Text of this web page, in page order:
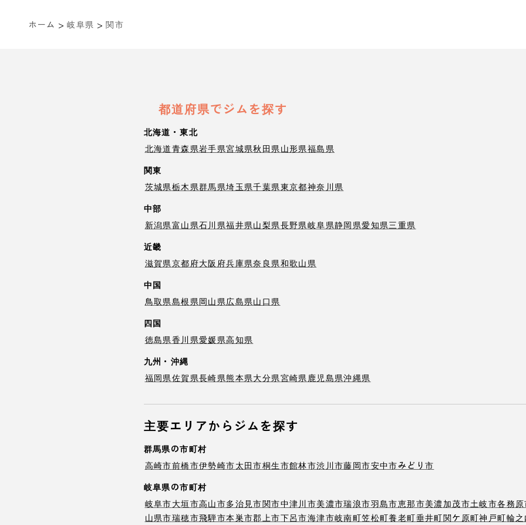
ホーム > 岐阜県 > 関市
都道府県でジムを探す
北海道・東北
北海道青森県岩手県宮城県秋田県山形県福島県
関東
茨城県栃木県群馬県埼玉県千葉県東京都神奈川県
中部
新潟県富山県石川県福井県山梨県長野県岐阜県静岡県愛知県三重県
近畿
滋賀県京都府大阪府兵庫県奈良県和歌山県
中国
鳥取県島根県岡山県広島県山口県
四国
徳島県香川県愛媛県高知県
九州・沖縄
福岡県佐賀県長崎県熊本県大分県宮崎県鹿児島県沖縄県
主要エリアからジムを探す
群馬県の市町村
高崎市前橋市伊勢崎市太田市桐生市館林市渋川市藤岡市安中市みどり市
岐阜県の市町村
岐阜市大垣市高山市多治見市関市中津川市美濃市瑞浪市羽島市恵那市美濃加茂市土岐市各務
山県市瑞穂市飛騨市本巣市郡上市下呂市海津市岐南町笠松町養老町垂井町関ケ原町神戸町輪